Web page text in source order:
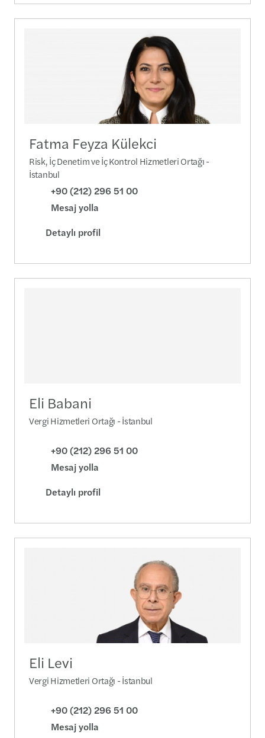
Fatma Feyza Külekci
Risk, İç Denetim ve İç Kontrol Hizmetleri Ortağı -
İstanbul
+90 (212) 296 51 00
Mesaj yolla
Detaylı profil
Eli Babani
Vergi Hizmetleri Ortağı - İstanbul
+90 (212) 296 51 00
Mesaj yolla
Detaylı profil
Eli Levi
Vergi Hizmetleri Ortağı - İstanbul
+90 (212) 296 51 00
Mesaj yolla